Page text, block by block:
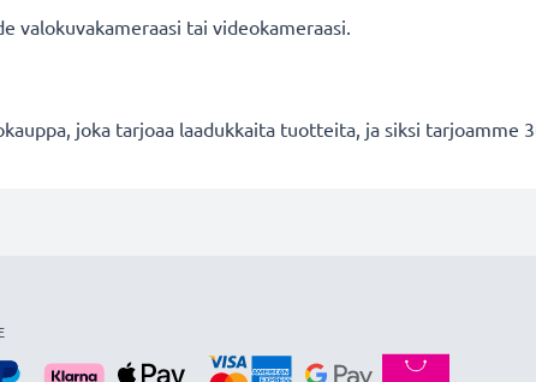
valokuvakameraasi tai videokameraasi.
joka tarjoaa laadukkaita tuotteita, ja siksi tarjoamme